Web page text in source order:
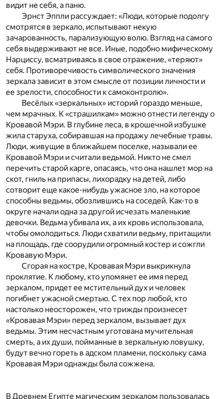
видит не себя, а паню.
Эрнст Эппли рассуждает: «Люди, которые подолгу
смотрятся в зеркало, испытывают некую
зачарованность, парализующую волю. Взгляд на самого
себя выдерживают не все. Иные, подобно мифическому
Нарциссу, всматриваясь в свое отражение, «теряют»
себя. Противоречивость символического значения
зеркала зависит в этом смысле от позиции личности и
ее зрелости, способности к самоконтролю».
Весёлых «зеркальных» историй гораздо меньше,
чем мрачных. К «страшилкам» можно отнести легенду о
Кровавой Мэри. В глубине леса, в крошечной избушке
жила старуха, собиравшая на продажу лечебные травы.
Люди, живущие в ближайшем поселке, называли ее
Кровавой Мэри и считали ведьмой. Никто не смел
перечить старой карге, опасаясь, что она нашлет мор на
скот, гниль на припасы, лихорадку на детей, либо
сотворит еще какое-нибудь ужасное зло, на которое
способны ведьмы, обозлившись на соседей. Как-то в
округе начали одна за другой исчезать маленькие
девочки. Ведьма убивала их, а их кровь использовала,
чтобы омолодиться. Люди схватили ведьму, притащили
на площадь, где соорудили огромный костер и сожгли
Кровавую Мэри.
Сгорая на костре, Кровавая Мэри выкрикнула
проклятие. К любому, кто упомянет ее имя перед
зеркалом, придет ее мстительный дух и человек
погибнет ужасной смертью. С тех пор любой, кто
настолько неосторожен, что трижды произнесет
«Кровавая Мэри» перед зеркалом, вызывает дух
ведьмы. Этим несчастным уготована мучительная
смерть, а их души, пойманные в зеркальную ловушку,
будут вечно гореть в адском пламени, поскольку сама
Кровавая Мэри однажды была сожжена.
В Древнем Египте магическим зеркалом пользовалась